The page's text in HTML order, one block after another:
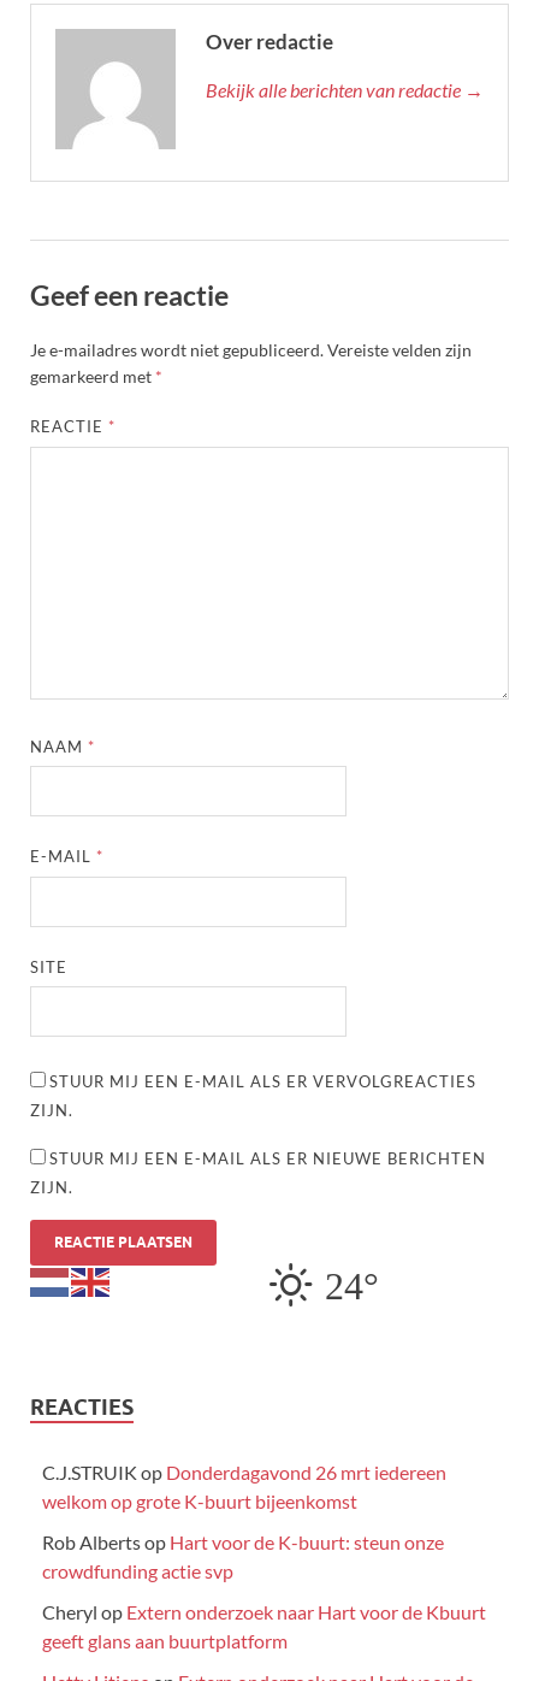
Over redactie
Bekijk alle berichten van redactie →
Geef een reactie
Je e-mailadres wordt niet gepubliceerd.Vereiste velden zijn
gemarkeerd met *
REACTIE *
NAAM *
E-MAIL *
SITE
STUUR MIJ EEN E-MAIL ALS ER VERVOLGREACTIES
ZIJN.
STUUR MIJ EEN E-MAIL ALS ER NIEUWE BERICHTEN
ZIJN.
24°
REACTIES
C.J.STRUIK op Donderdagavond 26 mrt iedereen
welkom op grote K-buurt bijeenkomst
Rob Albertsop Hart voor de K-buurt: steun onze
crowdfunding actie svp
Cheryl op Extern onderzoek naar Hart voor de Kbuurt
geeft glans aan buurtplatform